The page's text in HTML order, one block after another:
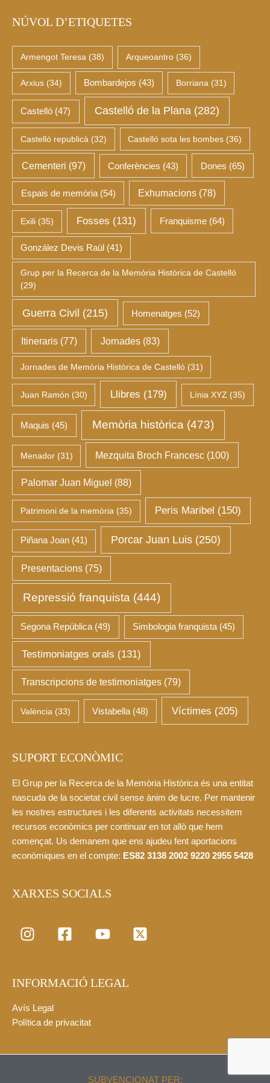
NÚVOL D’ETIQUETES
Armengot Teresa (38) Arqueoantro(36)
Arxius(34) Bombardejos (43) Borriana (31)
Castelló (47) Castelló de la Plana(282)
Castelló republicà (32) Castelló sota les bombes (36)
Cementeri (97) Conferències (43) Dones (65)
Espais de memòria(54) Exhumacions (78)
Exili(35) Fosses (131) Franquisme(64)
González Devis Raül (41)
Grup per la Recerca de la Memòria Històrica de Castelló
(29)
Guerra Civil (215) Homenatges (52)
Itineraris (77) Jornades(83)
Jornades de Memòria Històrica de Castelló(31)
Juan Ramón (30) Llibres (179) Línia XYZ (35)
Maquis (45) Memòria històrica (473)
Menador(31) Mezquita Broch Francesc(100)
Palomar Juan Miguel (88)
Patrimoni de la memòria (35) Peris Maribel (150)
Piñana Joan (41) Porcar Juan Luis (250)
Presentacions (75)
Repressió franquista(444)
Segona República(49) Simbologia franquista(45)
Testimoniatges orals (131)
Transcripcions de testimoniatges (79)
València (33) Vistabella(48) Víctimes (205)
SUPORT ECONÒMIC
El Grup per la Recerca de la Memòria Històrica és una entitat
nascuda de la societat civil sense ànim de lucre. Per mantenir
les nostres estructures i les diferents activitats necessitem
recursos econòmics per continuar en tot allò que hem
començat. Us demanem que ens ajudeu fent aportacions
econòmiques en el compte: ES82 3138 2002 9220 2955 5428
XARXES SOCIALS
INFORMACIÓ LEGAL
Avís Legal
Política de privacitat
SUBVENCIONAT PER: